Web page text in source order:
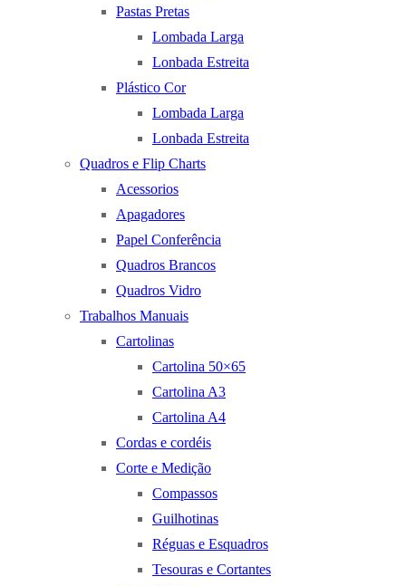
Pastas Pretas
Lombada Larga
Lonbada Estreita
Plástico Cor
Lombada Larga
Lonbada Estreita
Quadros e Flip Charts
Acessorios
Apagadores
Papel Conferência
Quadros Brancos
Quadros Vidro
Trabalhos Manuais
Cartolinas
Cartolina 50×65
Cartolina A3
Cartolina A4
Cordas e cordéis
Corte e Medição
Compassos
Guilhotinas
Réguas e Esquadros
Tesouras e Cortantes